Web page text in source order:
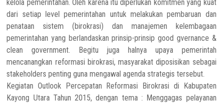
kelola pemerintahan. Oleh karena itu diperlukan komitmen yang kuat
dari setiap level pemerintahan untuk melakukan pembaruan dan
penataan sistem (birokrasi) dan manajemen kelembagaan
pemerintahan yang berlandaskan prinsip-prinsip good gvernance &
clean government. Begitu juga halnya upaya pemerintah
mencanangkan reformasi birokrasi, masyarakat diposisikan sebagai
stakeholders penting guna mengawal agenda strategis tersebut.
Kegiatan Outlook Percepatan Reformasi Birokrasi di Kabupaten
Kayong Utara Tahun 2015, dengan tema : Menggagas pelayanan